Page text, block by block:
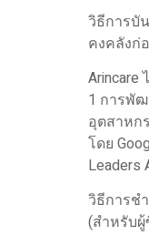
วิธีการบั
คงคลังก่
Arincare
1 การพั
อุตสาหก
โดย
Leaders
วิธีการช
(สำหรับ